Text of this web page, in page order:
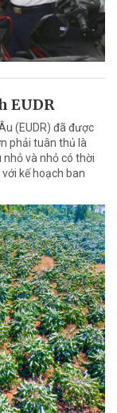
EUDR
(EUDR) đã được
phải tuân thủ là
và nhỏ có thời
kế hoạch ban